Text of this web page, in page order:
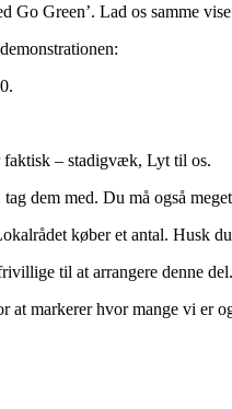
Green’. Lad os samme
– stadigvæk, Lyt til os.
dem med. Du må også
køber et antal. Husk
til at arrangere denne
markerer hvor mange vi er